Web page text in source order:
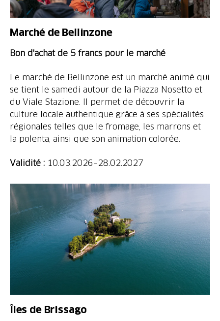
Marché de Bellinzone
Bon d'achat de 5 francs pour le marché
Le marché de Bellinzone est un marché animé qui
se tient le samedi autour de la Piazza Nosetto et
du Viale Stazione. Il permet de découvrir la
culture locale authentique grâce à ses spécialités
régionales telles que le fromage, les marrons et
la polenta, ainsi que son animation colorée.
Validité : 10.03.2026–28.02.2027
Îles de Brissago